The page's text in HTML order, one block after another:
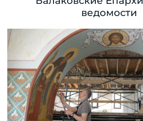
ведомости